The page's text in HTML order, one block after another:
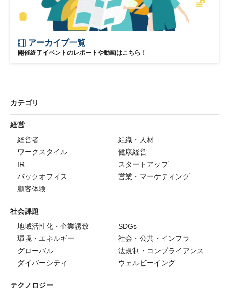
アーカイブ一覧
開催終了イベントのレポートや動画はこちら！
カテゴリ
経営
経営者
組織・人材
ワークスタイル
健康経営
IR
スタートアップ
バックオフィス
営業・マーケティング
顧客体験
社会課題
地域活性化・企業誘致
SDGs
環境・エネルギー
社会・公共・インフラ
グローバル
法規制・コンプライアンス
ダイバーシティ
ウェルビーイング
テクノロジー